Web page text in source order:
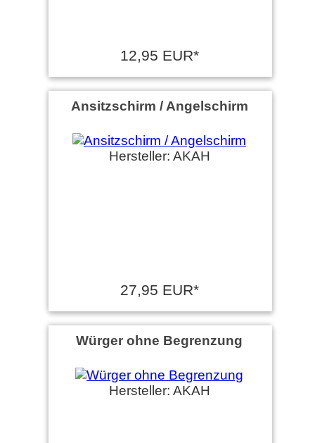
12,95 EUR*
Ansitzschirm / Angelschirm
Hersteller: AKAH
27,95 EUR*
Würger ohne Begrenzung
Hersteller: AKAH